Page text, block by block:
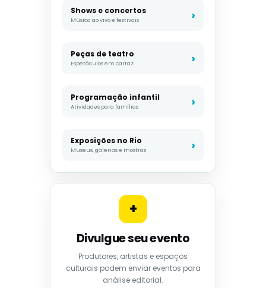
Shows e concertos
Música ao vivo e festivais
Peças de teatro
Espetáculos em cartaz
Programação infantil
Atividades para famílias
Exposições no Rio
Museus, galerias e mostras
+
Divulgue seu evento
Produtores, artistas e espaços
culturais podem enviar eventos para
análise editorial.